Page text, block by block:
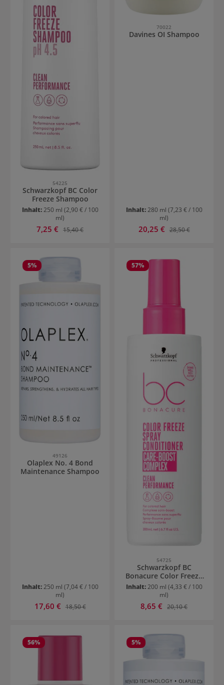
54225
Schwarzkopf BC Color
Freeze Shampoo
Inhalt:250 ml (2,90 € / 100
ml)
Verkaufspreis:
7,25 € Regulärer Preis:
15,40 €
70022
Davines OI Shampoo
Inhalt:280 ml (7,23 € / 100
ml)
Verkaufspreis:
20,25 € Regulärer Preis:
28,50 €
5%
49126
Olaplex No. 4 Bond
Maintenance Shampoo
Inhalt:250 ml (7,04 € / 100
ml)
Verkaufspreis:
17,60 € Regulärer Preis:
18,50 €
57%
54725
Schwarzkopf BC
Bonacure Color Freeze
Spray Conditioner
Inhalt:200 ml (4,33 € / 100
ml)
Verkaufspreis:
8,65 € Regulärer Preis:
20,10 €
56% 5%